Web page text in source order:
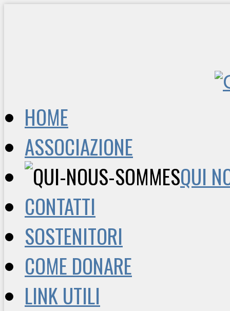
HOME
ASSOCIAZIONE
QUI
CONTATTI
SOSTENITORI
COME DONARE
LINK UTILI